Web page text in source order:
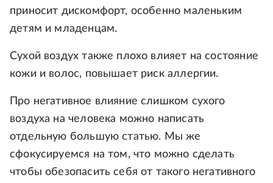
приносит дискомфорт, особенно маленьким
детям и младенцам.
Сухой воздух также плохо влияет на состояние
кожи и волос, повышает риск аллергии.
Про негативное влияние слишком сухого
воздуха на человека можно написать
отдельную большую статью. Мы же
сфокусируемся на том, что можно сделать
чтобы обезопасить себя от такого негативного